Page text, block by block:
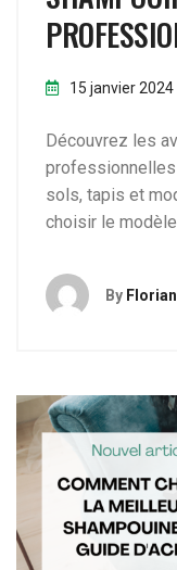
15 janvier 2024
Découvrez les
professionnelles
sols, tapis et
choisir le
By Florian